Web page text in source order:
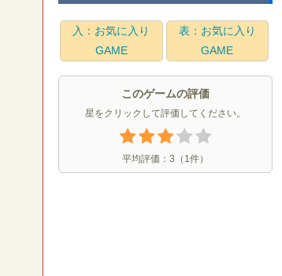
入：お気に入り
GAME
表：お気に入り
GAME
このゲームの評価
星をクリックして評価してください。
平均評価： 3 （ 1 件）